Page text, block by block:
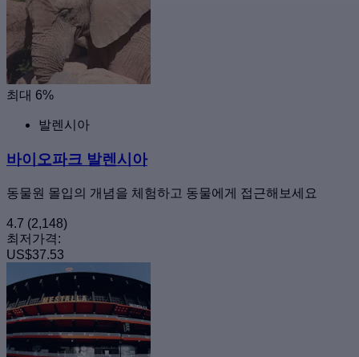
최대 6%
발렌시아
바이오파크 발렌시아
동물원 몰입의 개념을 체험하고 동물에게 접근해보세요
4.7 (2,148)
최저가격:
US$37.53